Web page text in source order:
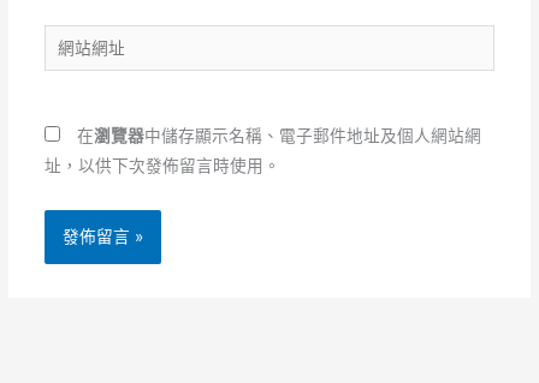
件
地
*
站
址
在瀏覽器中儲存顯示名稱、電子郵件地址及個人網站網
址，以供下次發佈留言時使用。